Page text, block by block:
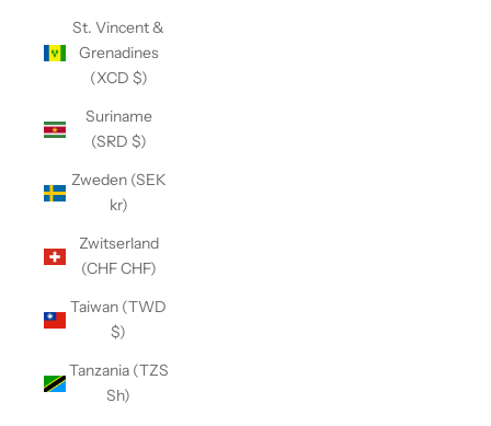
St. Vincent &
Grenadines
(XCD $)
Suriname
(SRD $)
Zweden (SEK
kr)
Zwitserland
(CHF CHF)
Taiwan (TWD
$)
Tanzania (TZS
Sh)